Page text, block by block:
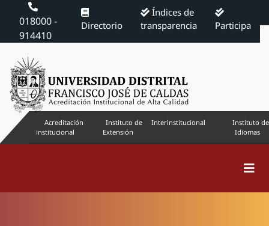
018000 -
914410
Directorio
Índices de
transparencia
Participa
Acreditación
institucional
Instituto de
Extensión
Interinstitucional
Instituto de
Idiomas